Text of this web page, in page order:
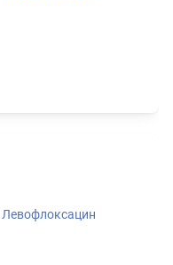
Левофлоксацин